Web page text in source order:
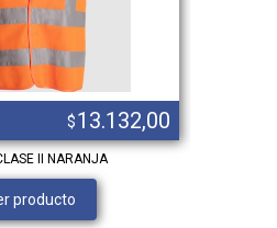
$13.132,00
II NARANJA
producto